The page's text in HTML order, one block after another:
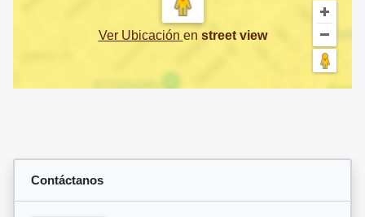
Ver Ubicación en street view
Contáctanos